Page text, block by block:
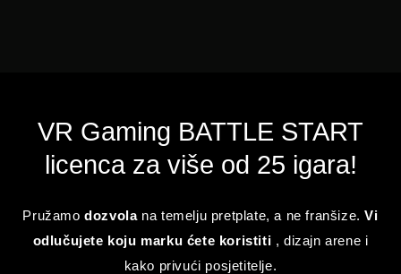
VR Gaming BATTLE START
licenca za više od 25 igara!
Pružamodozvola na temelju pretplate, a ne franšize.Vi
odlučujete koju marku ćete koristiti , dizajn arene i
kako privući posjetitelje.